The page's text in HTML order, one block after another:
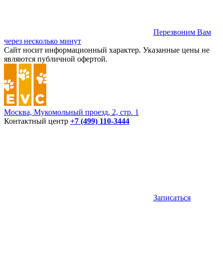
Перезвоним Вам
через несколько минут
Сайт носит информационный характер. Указанные цены не
являются публичной офертой.
Москва, Мукомольный проезд, 2, стр. 1
Контактный центр +7 (499) 110-3444
Записаться